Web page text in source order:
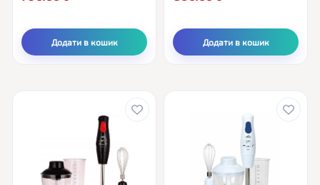
Додати в кошик Додати в кошик